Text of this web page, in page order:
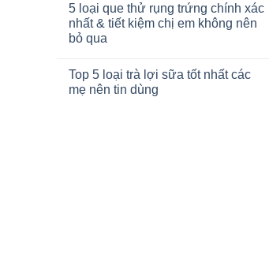
5 loại que thử rụng trứng chính xác
nhất & tiết kiệm chị em không nên
bỏ qua
Top 5 loại trà lợi sữa tốt nhất các
mẹ nên tin dùng